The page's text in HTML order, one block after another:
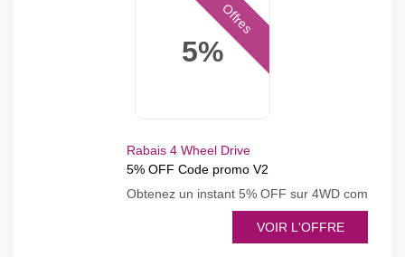
5%
Offres
Rabais 4 Wheel Drive
5% OFF Code promo V2
Obtenez un instant 5% OFF sur 4WD com
VOIR L'OFFRE